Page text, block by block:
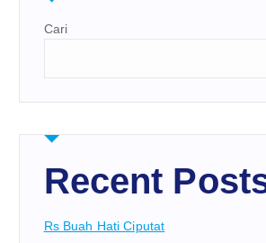
Cari
Recent
Rs Buah Hati Ciputat